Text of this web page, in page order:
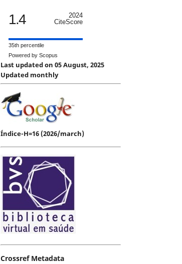
1.4
2024
CiteScore
35th percentile
Powered by Scopus
Last updated on 05 August, 2025
Updated monthly
Índice-H=16 (2026/march)
Crossref Metadata